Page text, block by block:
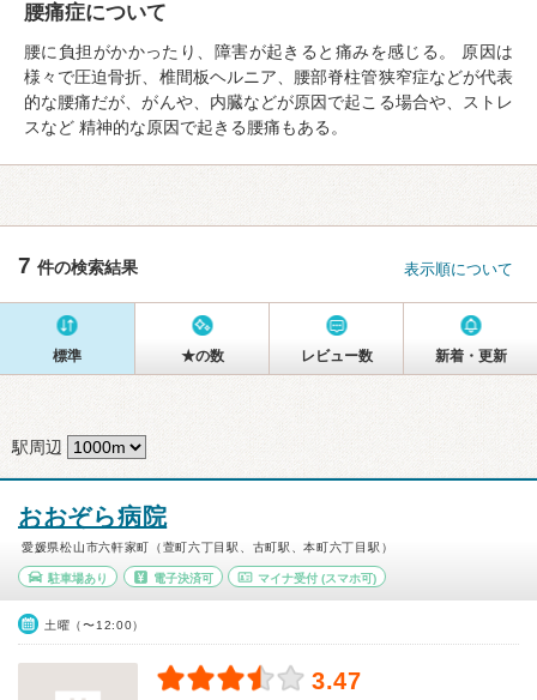
腰痛症について
腰に負担がかかったり、障害が起きると痛みを感じる。 原因は
様々で圧迫骨折、椎間板ヘルニア、腰部脊柱管狭窄症などが代表
的な腰痛だが、がんや、内臓などが原因で起こる場合や、ストレ
スなど 精神的な原因で起きる腰痛もある。
7 件の検索結果 表示順について
標準 ★の数 レビュー数 新着・更新
駅周辺
おおぞら病院
愛媛県松山市六軒家町（萱町六丁目駅、古町駅、本町六丁目駅）
駐車場あり 電子決済可 マイナ受付 (スマホ可)
土曜（〜12:00）
3.47